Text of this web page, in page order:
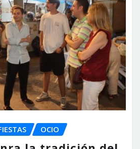
OCIO